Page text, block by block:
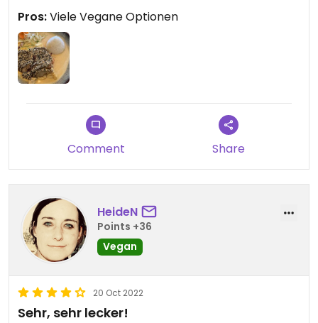
Pros:Viele Vegane Optionen
Comment Share
HeideN
Points +36
Vegan
20 Oct 2022
Sehr, sehr lecker!